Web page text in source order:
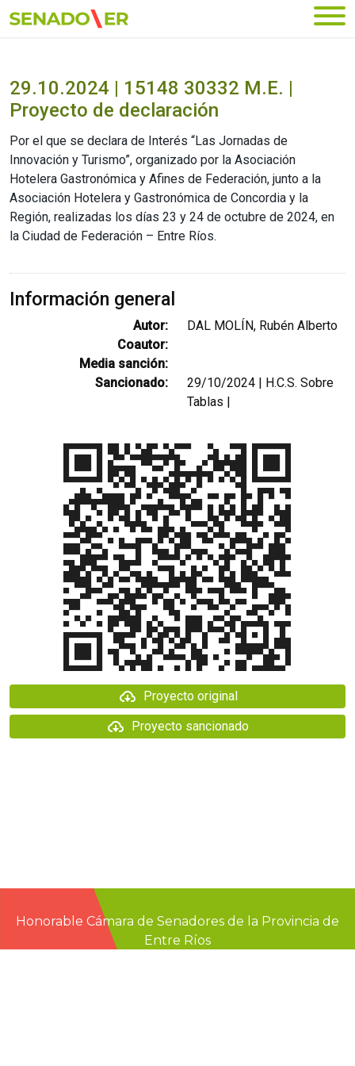
Ir al menú principal
29.10.2024 | 15148 30332 M.E. |
Proyecto de declaración
Por el que se declara de Interés “Las Jornadas de
Innovación y Turismo”, organizado por la Asociación
Hotelera Gastronómica y Afines de Federación, junto a la
Asociación Hotelera y Gastronómica de Concordia y la
Región, realizadas los días 23 y 24 de octubre de 2024, en
la Ciudad de Federación – Entre Ríos.
Información general
Autor:
DAL MOLÍN, Rubén Alberto
Coautor:
Media sanción:
Sancionado:
29/10/2024 | H.C.S. Sobre
Tablas |
Proyecto original
Proyecto sancionado
Honorable Cámara de Senadores de la Provincia de
Entre Ríos